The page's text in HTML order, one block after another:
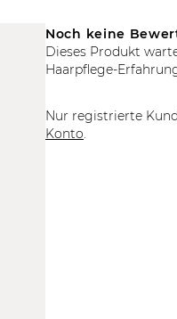
Noch keine
Dieses Produkt
Haarpflege-
Nur registrierte
Konto.